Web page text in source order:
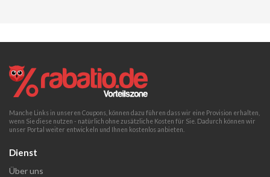
Manche Links in unseren Coupons, können dazu führen dass wir eine Provision erhalten,
wenn Sie diese nutzen - natürlich ohne zusätzliche Kosten für Sie. Dadurch können wir
unser Portal weiter entwickeln und Ihnen kostenlos anbieten.
Dienst
Über uns